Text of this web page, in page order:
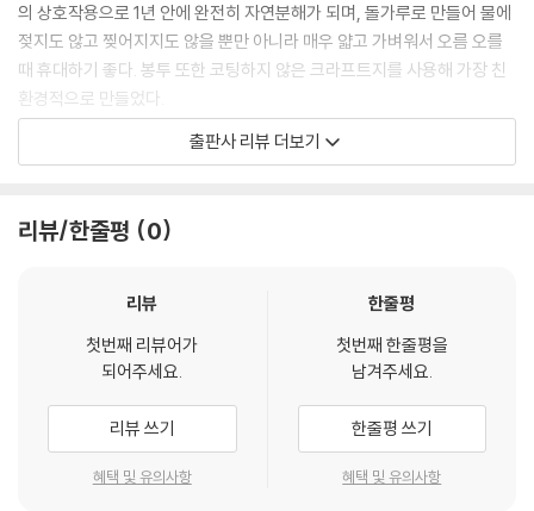
의 상호작용으로 1년 안에 완전히 자연분해가 되며, 돌가루로 만들어 물에
젖지도 않고 찢어지지도 않을 뿐만 아니라 매우 얇고 가벼워서 오름 오를
때 휴대하기 좋다. 봉투 또한 코팅하지 않은 크라프트지를 사용해 가장 친
환경적으로 만들었다.
에 동백꽃 스티커를 붙여 표시해보자. 푸른 오름이 붉은 꽃으로 예쁘게 장
출판사 리뷰 더보기
리뷰/한줄평 0
리뷰
첫번째 리뷰어가
되어주세요.
리뷰 쓰기
혜택 및 유의사항
한줄평
첫번째 한줄평을
남겨주세요.
한줄평 쓰기
혜택 및 유의사항